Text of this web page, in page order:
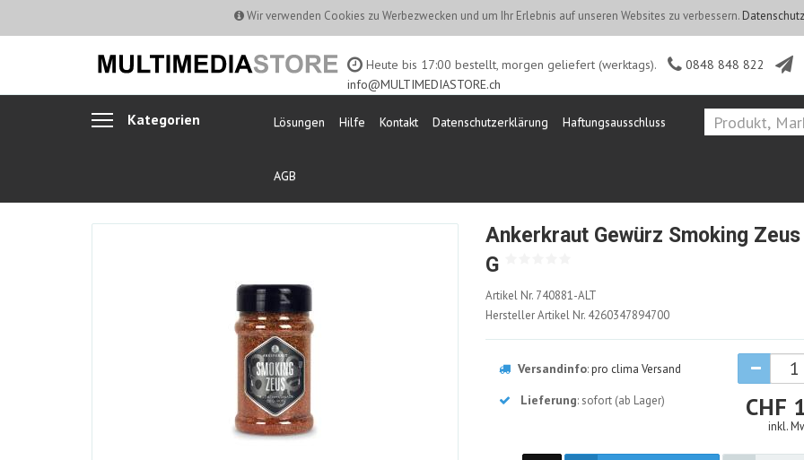
Wir verwenden Cookies zu Werbezwecken und um Ihr Erlebnis auf unseren Websites zu verbessern.
Heute bis 17:00 bestellt, morgen geliefert (werktags).
0848 848 822
info@MULTIMEDIASTORE.ch
Kategorien Lösungen Hilfe Kontakt Datenschutzerklärung Haftungsausschluss
AGB
Ankerkraut Gewürz Smoking
G
740881-
ALT
Artikel Nr. 740881-ALT
Hersteller Artikel Nr. 4260347894700
Versandinfo:pro clima Versand
Lieferung: sofort (ab Lager) CHF
inkl.